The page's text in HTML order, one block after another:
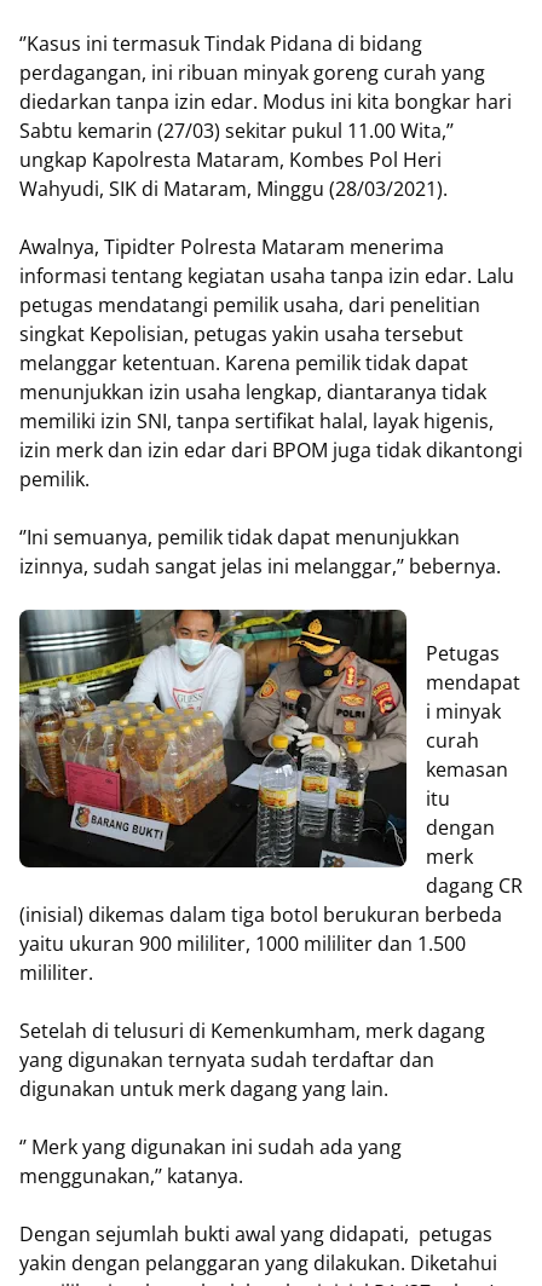
‘’Kasus ini termasuk Tindak Pidana di bidang
perdagangan, ini ribuan minyak goreng curah yang
diedarkan tanpa izin edar. Modus ini kita bongkar hari
Sabtu kemarin (27/03) sekitar pukul 11.00 Wita,’’
ungkap Kapolresta Mataram, Kombes Pol Heri
Wahyudi, SIK di Mataram, Minggu (28/03/2021).
Awalnya, Tipidter Polresta Mataram menerima
informasi tentang kegiatan usaha tanpa izin edar. Lalu
petugas mendatangi pemilik usaha, dari penelitian
singkat Kepolisian, petugas yakin usaha tersebut
melanggar ketentuan. Karena pemilik tidak dapat
menunjukkan izin usaha lengkap, diantaranya tidak
memiliki izin SNI, tanpa sertifikat halal, layak higenis,
izin merk dan izin edar dari BPOM juga tidak dikantongi
pemilik.
‘’Ini semuanya, pemilik tidak dapat menunjukkan
izinnya, sudah sangat jelas ini melanggar,’’ bebernya.
Petugas
mendapat
i minyak
curah
kemasan
itu
dengan
merk
dagang CR
(inisial) dikemas dalam tiga botol berukuran berbeda
yaitu ukuran 900 mililiter, 1000 mililiter dan 1.500
mililiter.
Setelah di telusuri di Kemenkumham, merk dagang
yang digunakan ternyata sudah terdaftar dan
digunakan untuk merk dagang yang lain.
‘’ Merk yang digunakan ini sudah ada yang
menggunakan,’’ katanya.
Dengan sejumlah bukti awal yang didapati, petugas
yakin dengan pelanggaran yang dilakukan. Diketahui